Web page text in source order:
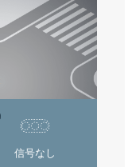
信号なし